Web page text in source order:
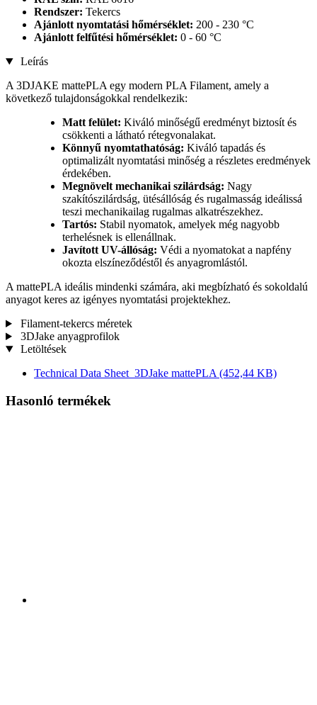
Rendszer: Tekercs
Ajánlott nyomtatási hőmérséklet: 200 - 230 °C
Ajánlott felfűtési hőmérséklet: 0 - 60 °C
Leírás
A 3DJAKE mattePLA egy modern PLA Filament, amely a
következő tulajdonságokkal rendelkezik:
Matt felület: Kiváló minőségű eredményt biztosít és
csökkenti a látható rétegvonalakat.
Könnyű nyomtathatóság: Kiváló tapadás és
optimalizált nyomtatási minőség a részletes eredmények
érdekében.
Megnövelt mechanikai szilárdság: Nagy
szakítószilárdság, ütésállóság és rugalmasság ideálissá
teszi mechanikailag rugalmas alkatrészekhez.
Tartós: Stabil nyomatok, amelyek még nagyobb
terhelésnek is ellenállnak.
Javított UV-állóság: Védi a nyomatokat a napfény
okozta elszíneződéstől és anyagromlástól.
A mattePLA ideális mindenki számára, aki megbízható és sokoldalú
anyagot keres az igényes nyomtatási projektekhez.
Filament-tekercs méretek
3DJake anyagprofilok
Letöltések
Technical Data Sheet_3DJake mattePLA (452,44 KB)
Hasonló termékek